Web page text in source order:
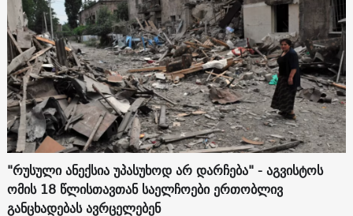
"რუსული ანექსია უპასუხოდ არ დარჩება" - აგვისტოს
ომის 18 წლისთავთან საელჩოები ერთობლივ
განცხადებას ავრცელებენ